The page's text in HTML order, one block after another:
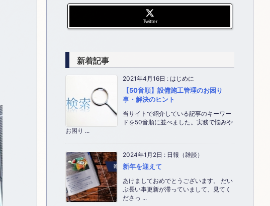
Twitter
新着記事
2021年4月16日 : はじめに
【50音順】設備施工管理のお困り
事・解決のヒント
当サイトで紹介している記事のキーワー
ドを50音順に並べました。実務で悩みや
お困り ...
2024年1月2日 : 日報（雑談）
新年を迎えて
あけましておめでとうございます。 だい
ぶ長い事更新が滞っていまして、見てく
ださっ ...